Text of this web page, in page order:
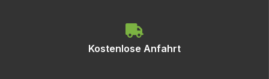
Kostenlose Anfahrt